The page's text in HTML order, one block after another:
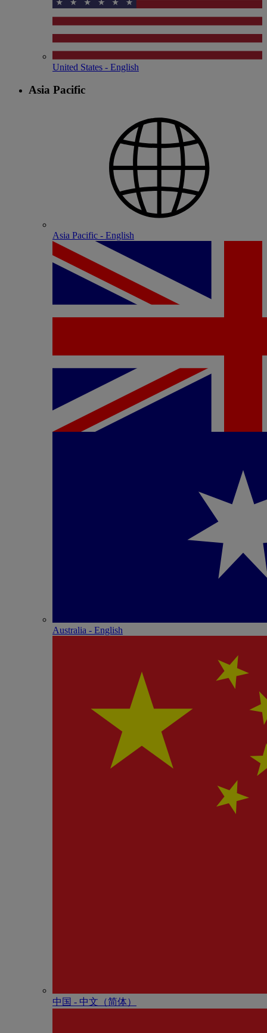
United States - English
Asia Pacific
Asia Pacific - English
Australia - English
中国 - 中⽂（简体）